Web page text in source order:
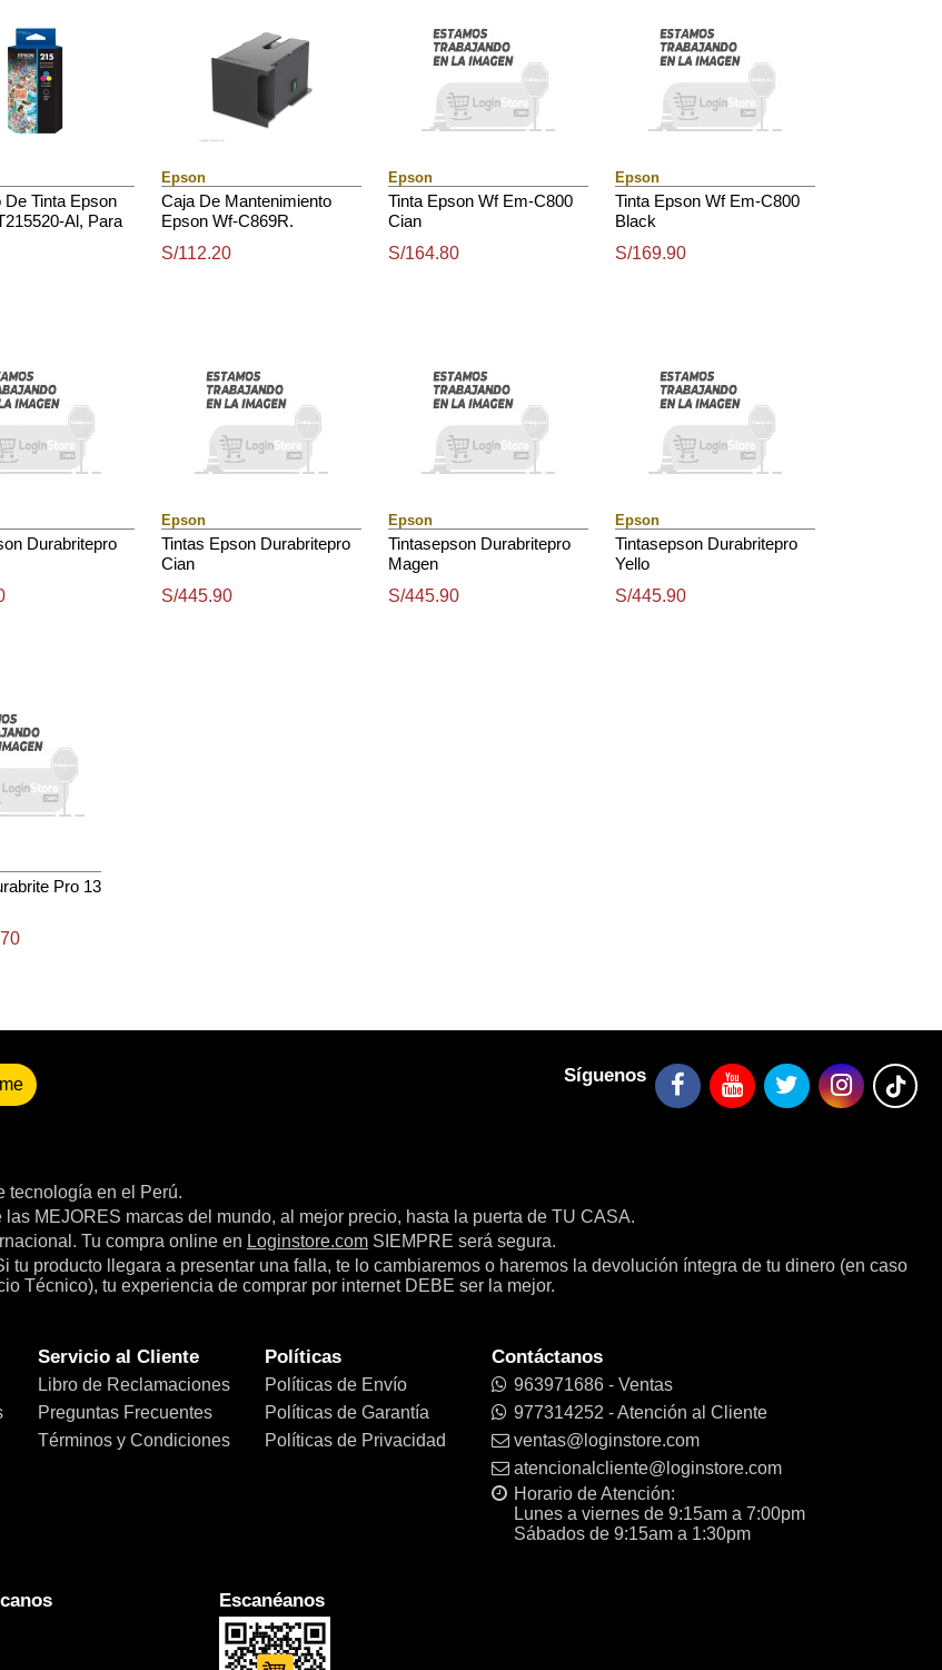
De Tinta Epson
Al, Para
Epson
Caja De Mantenimiento
Epson Wf-C869R.
S/112.20
Epson
Tinta Epson Wf Em-C800
Cian
S/164.80
Epson
Tinta Epson Wf Em-C800
Black
S/169.90
Durabritepro
Epson
Tintas Epson Durabritepro
Cian
S/445.90
Epson
Tintasepson Durabritepro
Magen
S/445.90
Epson
Tintasepson Durabritepro
Yello
S/445.90
Pro 13
Síguenos
tecnología en el Perú.
MEJORES marcas del mundo, al mejor precio, hasta la puerta de TU CASA.
Tu compra online en Loginstore.com SIEMPRE será segura.
tu producto llegara a presentar una falla, te lo cambiaremos o haremos la devolución íntegra de tu dinero (en caso
Técnico), tu experiencia de comprar por internet DEBE ser la mejor.
Servicio al Cliente
Libro de Reclamaciones
Preguntas Frecuentes
Términos y Condiciones
Políticas
Políticas de Envío
Políticas de Garantía
Políticas de Privacidad
Contáctanos
963971686 - Ventas
977314252 - Atención al Cliente
ventas@loginstore.com
atencionalcliente@loginstore.com
Horario de Atención:
Lunes a viernes de 9:15am a 7:00pm
Sábados de 9:15am a 1:30pm
Escanéanos